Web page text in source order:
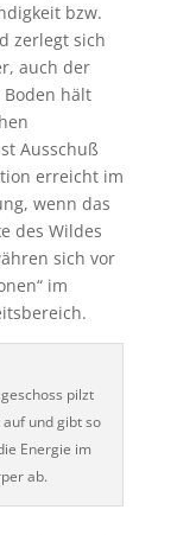
bzw.
zerlegt sich
auch der
hält
Ausschuß
erreicht im
wenn das
des Wildes
sich vor
im
pilzt
und gibt so
Energie im
ab.